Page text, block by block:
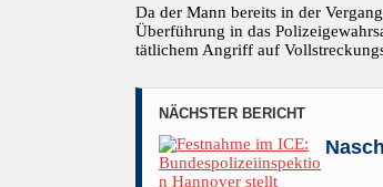
Da der Mann bereits in der
Überführung in das
tätlichem Angriff auf
NÄCHSTER BERICHT